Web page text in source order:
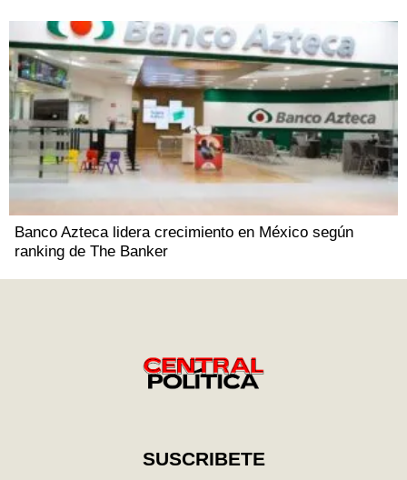
Banco Azteca lidera crecimiento en México según
ranking de The Banker
SUSCRIBETE